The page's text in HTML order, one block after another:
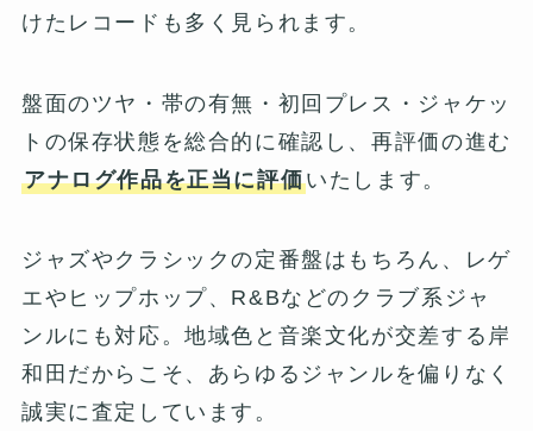
けたレコードも多く見られます。
盤面のツヤ・帯の有無・初回プレス・ジャケッ
トの保存状態を総合的に確認し、再評価の進む
アナログ作品を正当に評価いたします。
ジャズやクラシックの定番盤はもちろん、レゲ
エやヒップホップ、R&Bなどのクラブ系ジャ
ンルにも対応。地域色と音楽文化が交差する岸
和田だからこそ、あらゆるジャンルを偏りなく
誠実に査定しています。